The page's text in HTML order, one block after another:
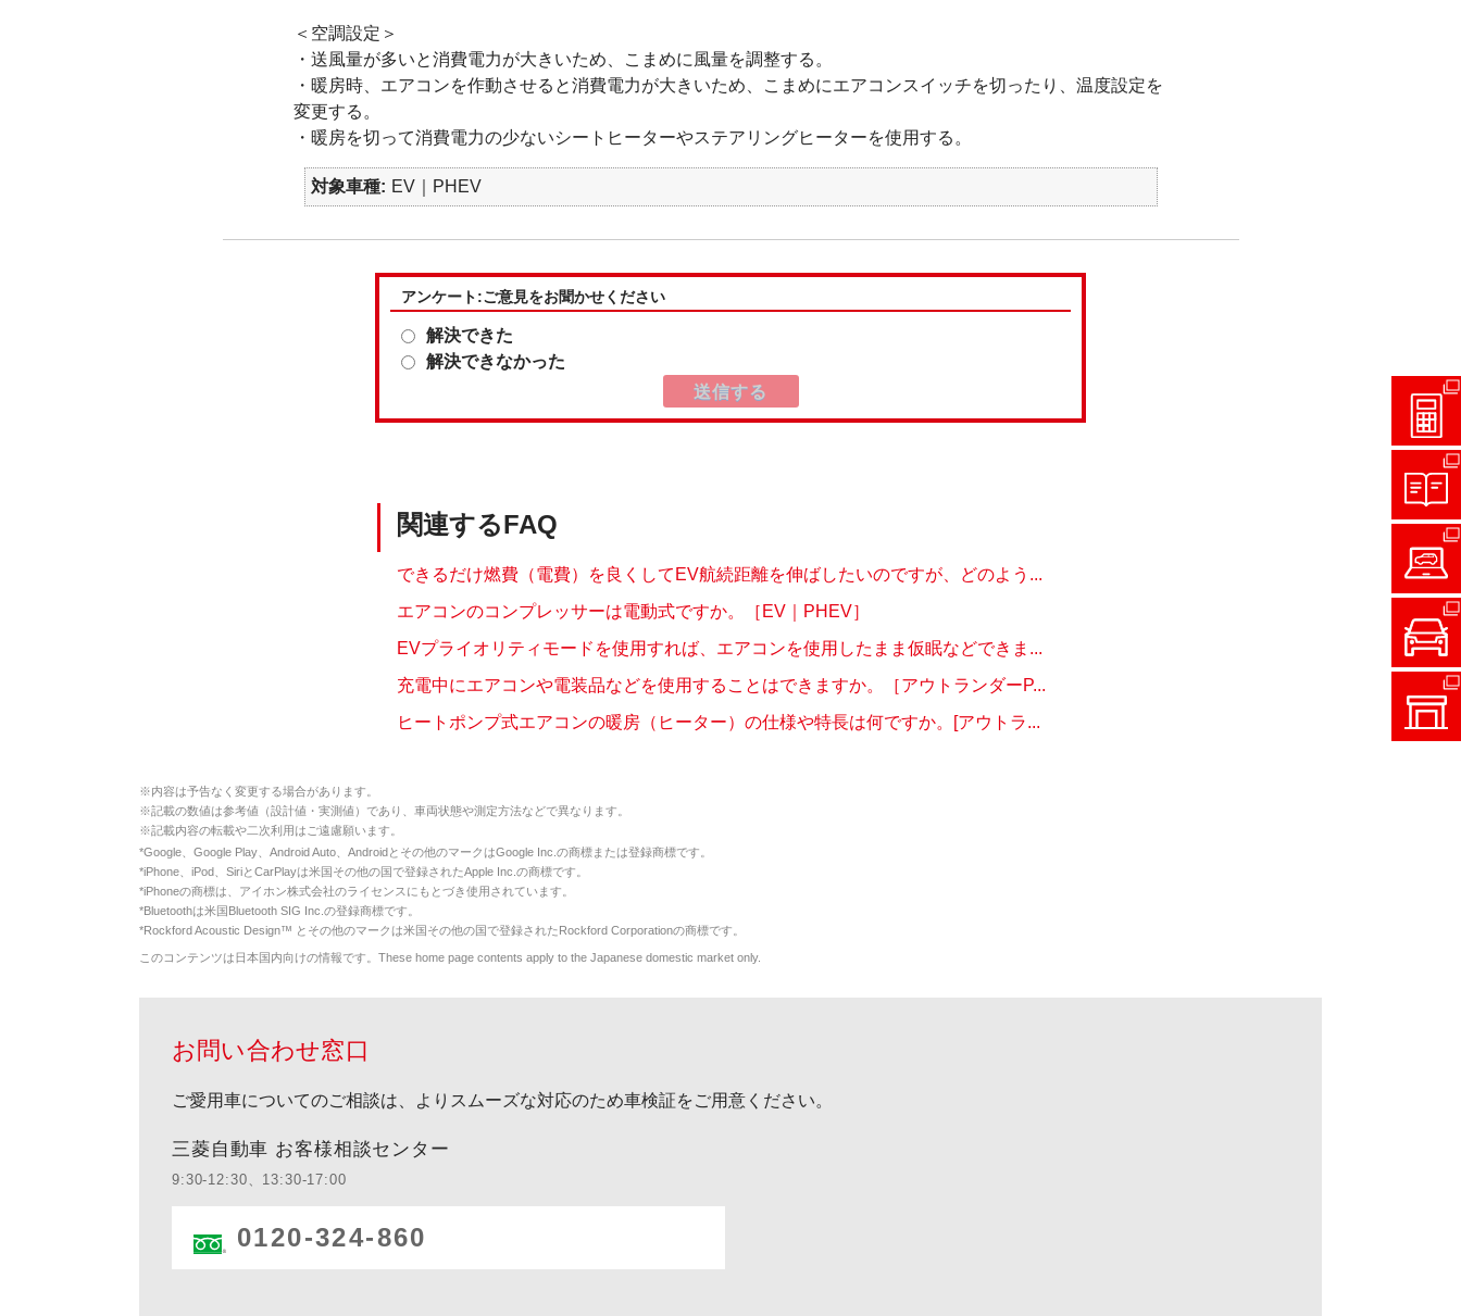
＜空調設定＞
・送風量が多いと消費電力が大きいため、こまめに風量を調整する。
・暖房時、エアコンを作動させると消費電力が大きいため、こまめにエアコンスイッチを切ったり、温度設定を
変更する。
・暖房を切って消費電力の少ないシートヒーターやステアリングヒーターを使用する。
対象車種 EV｜PHEV
アンケート:ご意見をお聞かせください
解決できた
解決できなかった
関連するFAQ
できるだけ燃費（電費）を良くしてEV航続距離を伸ばしたいのですが、どのよう...
エアコンのコンプレッサーは電動式ですか。［EV｜PHEV］
EVプライオリティモードを使用すれば、エアコンを使用したまま仮眠などできま...
充電中にエアコンや電装品などを使用することはできますか。［アウトランダーP...
ヒートポンプ式エアコンの暖房（ヒーター）の仕様や特長は何ですか。[アウトラ...
※内容は予告なく変更する場合があります。
※記載の数値は参考値（設計値・実測値）であり、車両状態や測定方法などで異なります。
※記載内容の転載や二次利用はご遠慮願います。
*Google、Google Play、Android Auto、Androidとその他のマークはGoogle Inc.の商標または登録商標です。
*iPhone、iPod、SiriとCarPlayは米国その他の国で登録されたApple Inc.の商標です。
*iPhoneの商標は、アイホン株式会社のライセンスにもとづき使用されています。
*Bluetoothは米国Bluetooth SIG Inc.の登録商標です。
*Rockford Acoustic Design™ とその他のマークは米国その他の国で登録されたRockford Corporationの商標です。
このコンテンツは日本国内向けの情報です。These home page contents apply to the Japanese domestic market only.
お問い合わせ窓口
ご愛用車についてのご相談は、よりスムーズな対応のため車検証をご用意ください。
三菱自動車 お客様相談センター
9:30-12:30、13:30-17:00
0120-324-860